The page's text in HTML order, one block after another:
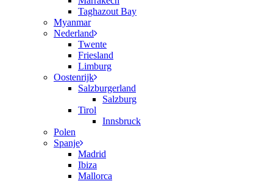
Taghazout Bay
Myanmar
Nederland
Twente
Friesland
Limburg
Oostenrijk
Salzburgerland
Salzburg
Tirol
Innsbruck
Polen
Spanje
Madrid
Ibiza
Mallorca